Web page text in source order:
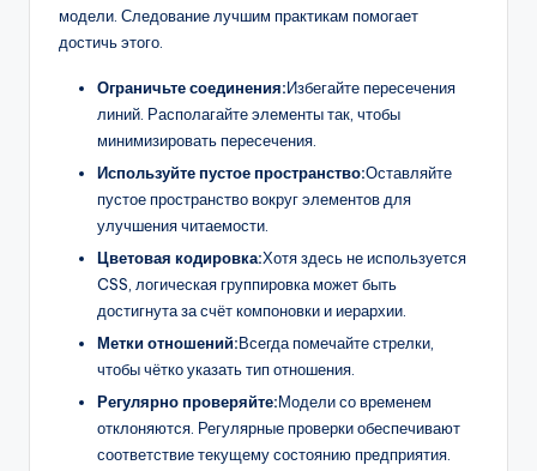
модели. Следование лучшим практикам помогает
достичь этого.
Ограничьте соединения:Избегайте пересечения
линий. Располагайте элементы так, чтобы
минимизировать пересечения.
Используйте пустое пространство:Оставляйте
пустое пространство вокруг элементов для
улучшения читаемости.
Цветовая кодировка:Хотя здесь не используется
CSS, логическая группировка может быть
достигнута за счёт компоновки и иерархии.
Метки отношений:Всегда помечайте стрелки,
чтобы чётко указать тип отношения.
Регулярно проверяйте:Модели со временем
отклоняются. Регулярные проверки обеспечивают
соответствие текущему состоянию предприятия.